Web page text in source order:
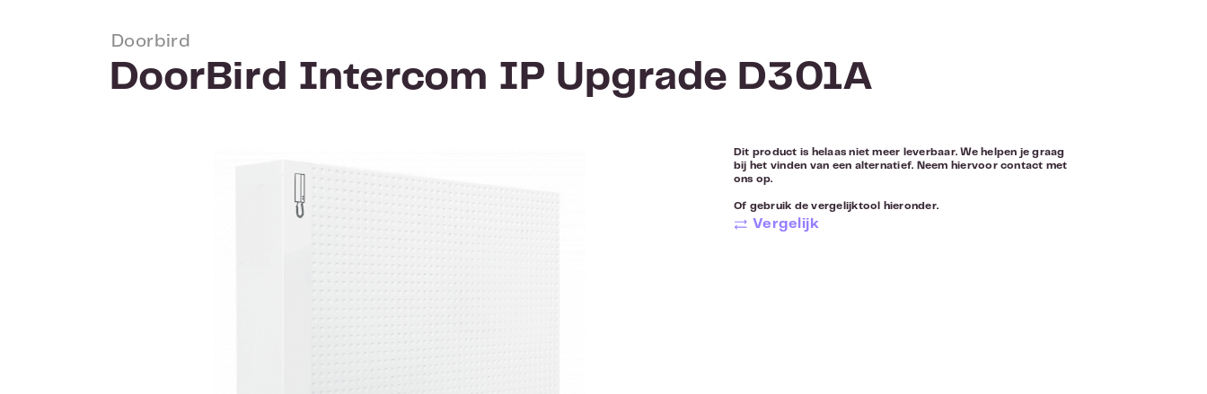
Doorbird
DoorBird Intercom IP Upgrade D301A
Dit product is helaas niet meer leverbaar. We helpen je graag
bij het vinden van een alternatief. Neem hiervoorcontact met
ons op.
Of gebruik de vergelijktool hieronder.
Vergelijk